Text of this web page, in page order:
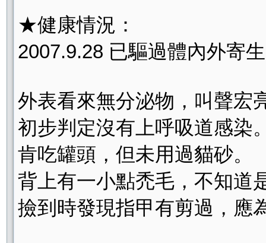
★健康情況：
2007.9.28 已驅過體內外寄
外表看來無分泌物，叫聲宏
初步判定沒有上呼吸道感染
肯吃罐頭，但未用過貓砂。
背上有一小點禿毛，不知道
撿到時發現指甲有剪過，應